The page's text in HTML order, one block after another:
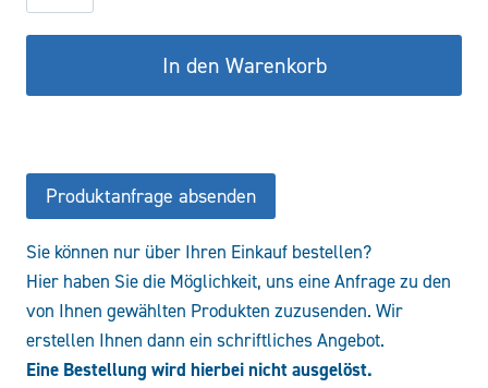
LS210
Menge
In den Warenkorb
Produktanfrage absenden
Sie können nur über Ihren Einkauf bestellen?
Hier haben Sie die Möglichkeit, uns eine Anfrage zu den
von Ihnen gewählten Produkten zuzusenden. Wir
erstellen Ihnen dann ein schriftliches Angebot.
Eine Bestellung wird hierbei nicht ausgelöst.